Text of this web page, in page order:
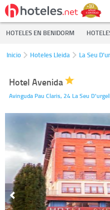
HOTELES EN BENIDORM
Inicio Hoteles Lleida La Seu
Hotel Avenida
Avinguda Pau Claris, 24 La Seu